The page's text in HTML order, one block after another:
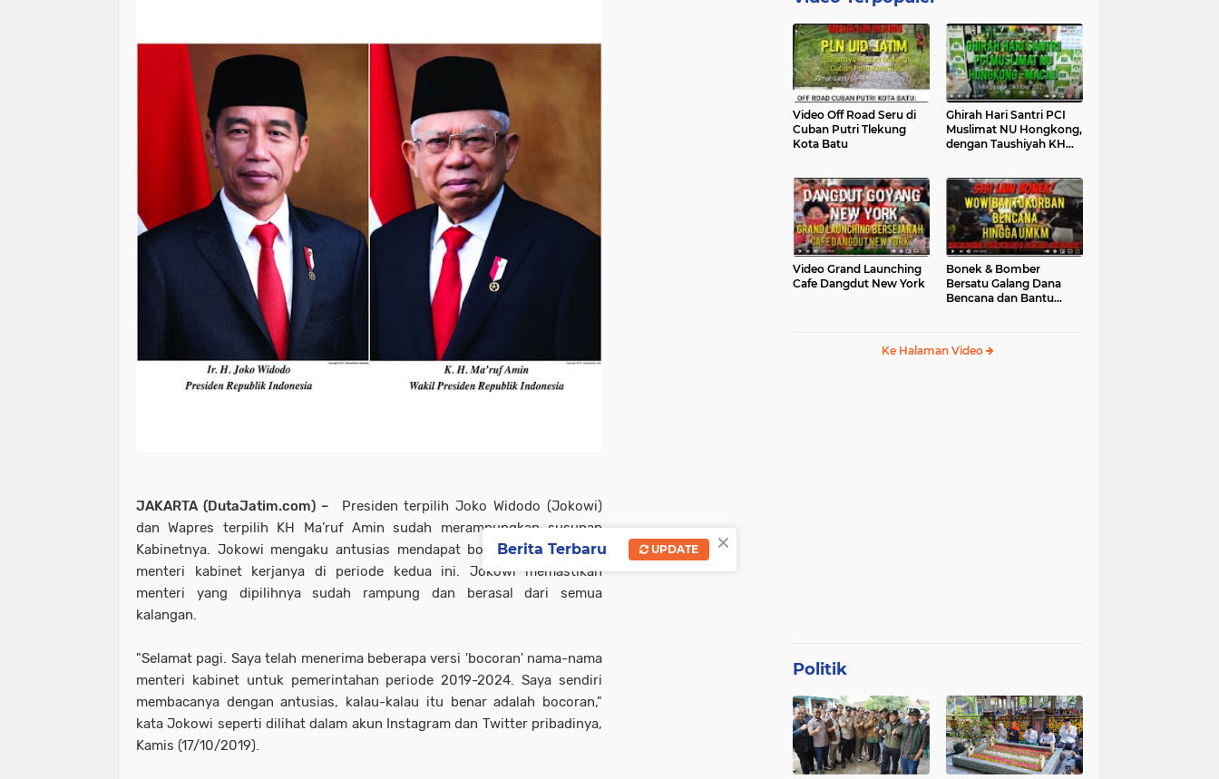
JAKARTA (DutaJatim.com) – Presiden terpilih Joko Widodo (Jokowi)
dan Wapres terpilih KH Ma’ruf Amin sudah merampungkan susunan
Kabinetnya. Jokowi mengaku antusias mendapat bocoran nama-nama
menteri kabinet kerjanya di periode kedua ini. Jokowi memastikan
menteri yang dipilihnya sudah rampung dan berasal dari semua
kalangan.
"Selamat pagi. Saya telah menerima beberapa versi 'bocoran' nama-nama
menteri kabinet untuk pemerintahan periode 2019-2024. Saya sendiri
membacanya dengan antusias, kalau-kalau itu benar adalah bocoran,"
kata Jokowi seperti dilihat dalam akun Instagram dan Twitter pribadinya,
Kamis (17/10/2019).
Video Off Road Seru di
Cuban Putri Tlekung
Kota Batu
Ghirah Hari Santri PCI
Muslimat NU Hongkong,
dengan Taushiyah KH
Video Grand Launching
Cafe Dangdut New York
Bonek & Bomber
Bersatu Galang Dana
Bencana dan Bantu
Ke Halaman Video
Politik
×
Berita Terbaru UPDATE